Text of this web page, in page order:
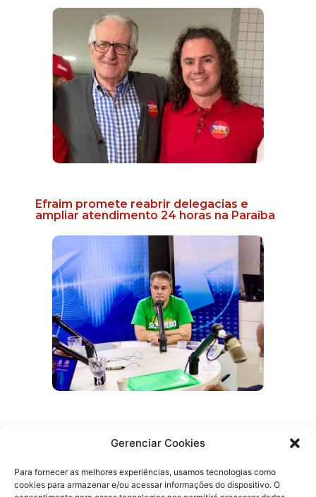
Gerenciar Cookies
Para fornecer as melhores experiências, usamos tecnologias como
cookies para armazenar e/ou acessar informações do dispositivo. O
Efraim promete reabrir delegacias e
ampliar atendimento 24 horas na Paraíba
anuncia apoio a Efraim para Governo do